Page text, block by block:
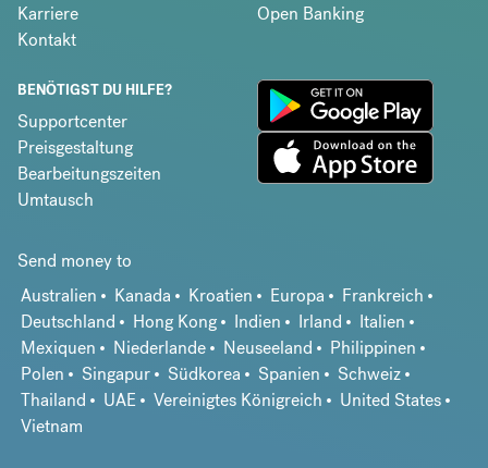
Karriere
Kontakt
Open Banking
BENÖTIGST DU HILFE?
Supportcenter
Preisgestaltung
Bearbeitungszeiten
Umtausch
Send money to
Australien
Kanada Kroatien Europa
Frankreich
Deutschland
Hong Kong Indien Irland
Italien
Mexiquen
Niederlande Neuseeland
Philippinen
Polen
Singapur Südkorea Spanien
Schweiz
Thailand
UAE Vereinigtes Königreich
United States
Vietnam